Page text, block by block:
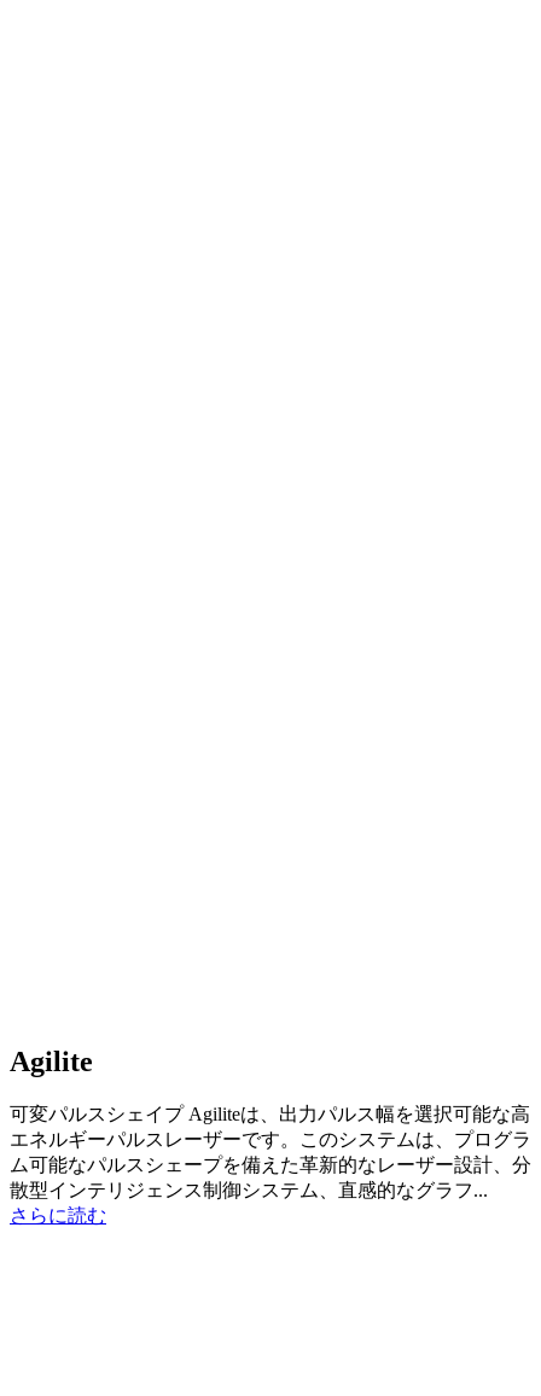
Agilite
可変パルスシェイプ Agiliteは、出力パルス幅を選択可能な高
エネルギーパルスレーザーです。このシステムは、プログラ
ム可能なパルスシェープを備えた革新的なレーザー設計、分
散型インテリジェンス制御システム、直感的なグラフ...
さらに読む